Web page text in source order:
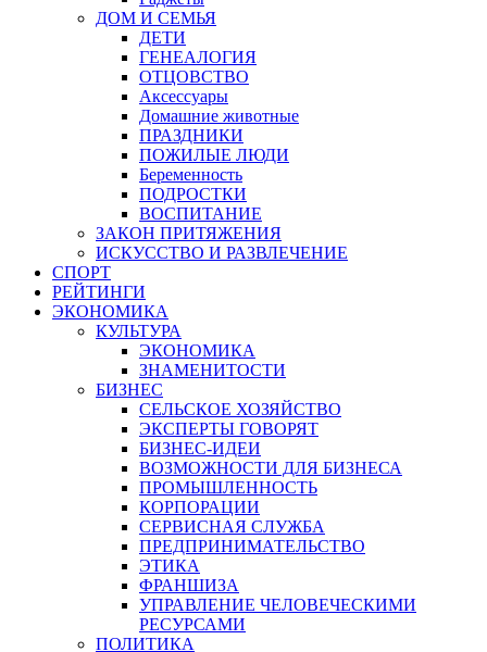
ДОМ И СЕМЬЯ
ДЕТИ
ГЕНЕАЛОГИЯ
ОТЦОВСТВО
Аксессуары
Домашние животные
ПРАЗДНИКИ
ПОЖИЛЫЕ ЛЮДИ
Беременность
ПОДРОСТКИ
ВОСПИТАНИЕ
ЗАКОН ПРИТЯЖЕНИЯ
ИСКУССТВО И РАЗВЛЕЧЕНИЕ
СПОРТ
РЕЙТИНГИ
ЭКОНОМИКА
КУЛЬТУРА
ЭКОНОМИКА
ЗНАМЕНИТОСТИ
БИЗНЕС
СЕЛЬСКОЕ ХОЗЯЙСТВО
ЭКСПЕРТЫ ГОВОРЯТ
БИЗНЕС-ИДЕИ
ВОЗМОЖНОСТИ ДЛЯ БИЗНЕСА
ПРОМЫШЛЕННОСТЬ
КОРПОРАЦИИ
СЕРВИСНАЯ СЛУЖБА
ПРЕДПРИНИМАТЕЛЬСТВО
ЭТИКА
ФРАНШИЗА
УПРАВЛЕНИЕ ЧЕЛОВЕЧЕСКИМИ
РЕСУРСАМИ
ПОЛИТИКА